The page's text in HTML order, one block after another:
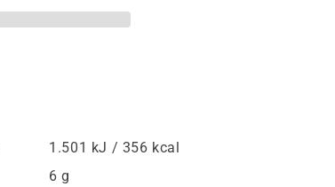
1.501 kJ / 356 kcal
6 g